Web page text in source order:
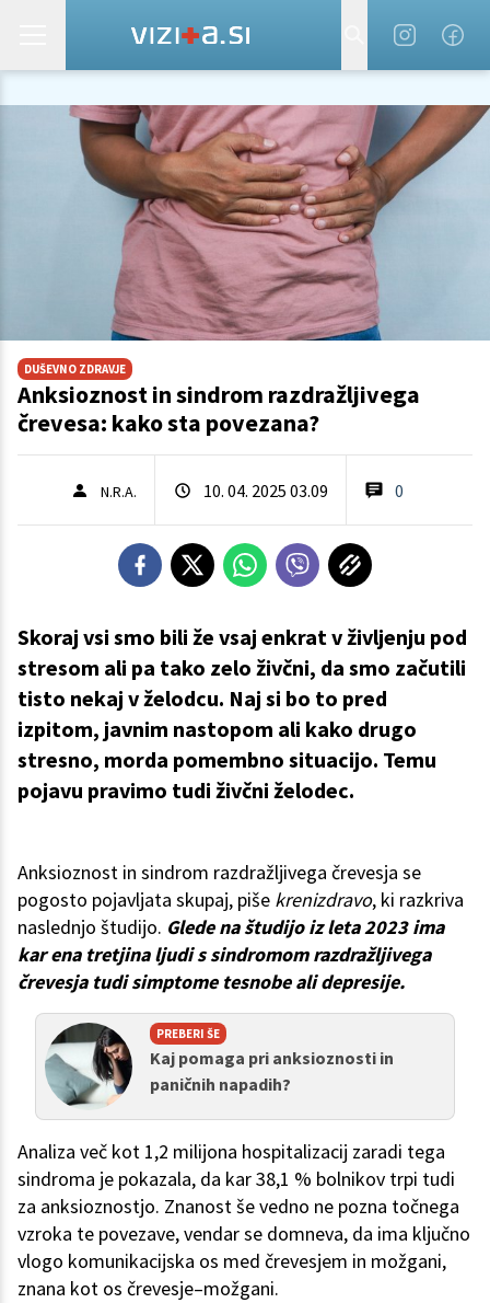
DUŠEVNO ZDRAVJE
Anksioznost in sindrom razdražljivega
črevesa: kako sta povezana?
N.R.A. 10. 04. 2025 03.09 0
Skoraj vsi smo bili že vsaj enkrat v življenju pod
stresom ali pa tako zelo živčni, da smo začutili
tisto nekaj v želodcu. Naj si bo to pred
izpitom, javnim nastopom ali kako drugo
stresno, morda pomembno situacijo. Temu
pojavu pravimo tudi živčni želodec.
Anksioznost in sindrom razdražljivega črevesja se
pogosto pojavljata skupaj, piše krenizdravo, ki razkriva
naslednjo študijo. Glede na študijo iz leta 2023 ima
kar ena tretjina ljudi s sindromom razdražljivega
črevesja tudi simptome tesnobe ali depresije.
PREBERI ŠE
Kaj pomaga pri anksioznosti in
paničnih napadih?
Analiza več kot 1,2 milijona hospitalizacij zaradi tega
sindroma je pokazala, da kar 38,1 % bolnikov trpi tudi
za anksioznostjo. Znanost še vedno ne pozna točnega
vzroka te povezave, vendar se domneva, da ima ključno
vlogo komunikacijska os med črevesjem in možgani,
znana kot os črevesje–možgani.